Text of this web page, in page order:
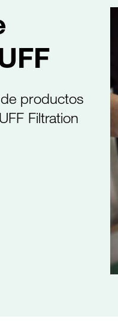
productos
Filtration